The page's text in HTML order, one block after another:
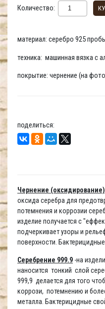
Количество:
материал: серебро 925
техника: машинная вязка с
покрытие: чернение (на
поделиться:
Чернение (оксидирование)
оксида серебра для
потемнения и коррозии
изделие получается с
подчеркивает узоры и
поверхности.
Серебрение 999.9 -на
наносится тонкий слой
999,9 делается для того
коррози, потемнению и
металла. Бактерицидные